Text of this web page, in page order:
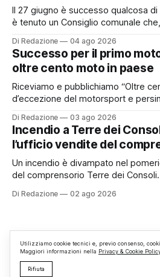
Il 27 giugno è successo qualcosa
è tenuto un Consiglio comunale
pubblicamente comunicato ai
Pretorio. Un’anomalia che merita
comunale è, per sua natura,
Di Redazione 04 ago 2026
Successo per il primo
oltre cento moto in paese
Riceviamo e pubblichiamo “Oltre
d’eccezione del motorsport e
organizzato da TBM a Monterosi, un
superato le aspettative degli
appassionati delle due ruote da
limitrofe. Per
Di Redazione 03 ago 2026
Incendio a Terre dei
l’ufficio vendite del
Un incendio è divampato nel
del comprensorio Terre dei
struttura adibita a ufficio vendite.
Di Redazione 02 ago 2026
Utilizziamo cookie tecnici e, previo consenso,
Maggiori informazioni nella Privacy & Cookie
Rifiuta